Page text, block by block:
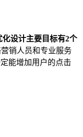
设计主要目标有2个
销人员和专业服务
能增加用户的点击